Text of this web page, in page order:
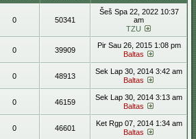
0 50341
Šeš Spa 22, 2022 10:37
am
TZU
0 39909
Pir Sau 26, 2015 1:08 pm
Baltas
0 48913
Sek Lap 30, 2014 3:42 am
Baltas
0 46159
Sek Lap 30, 2014 3:13 am
Baltas
0 46601
Ket Rgp 07, 2014 1:34 am
Baltas